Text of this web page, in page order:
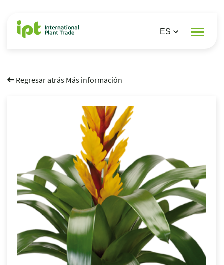
Regresar atrás Más información